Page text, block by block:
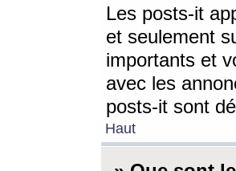
Les posts-it
et seulement
importants et
avec les
posts-it sont
Haut